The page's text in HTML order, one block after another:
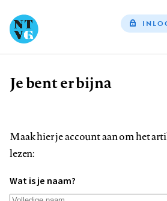
Kruimelpad
Je bent er bijna
Maak hier je account aan om het
lezen:
Wat is je naam?